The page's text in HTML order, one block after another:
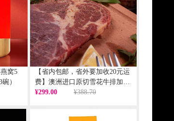
窝5
）
【省内包邮，省外要加收20元运
费】澳洲进口原切雪花牛排加赠
超值组120克/片*10片【提货券】
¥299.00 ¥388.70